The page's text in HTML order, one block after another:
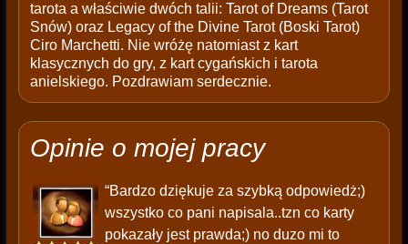
tarota a właściwie dwóch talii: Tarot of Dreams (Tarot
Snów) oraz Legacy of the Divine Tarot (Boski Tarot)
Ciro Marchetti. Nie wróżę natomiast z kart
klasycznych do gry, z kart cygańskich i tarota
anielskiego. Pozdrawiam serdecznie.
Opinie o mojej pracy
“Bardzo dziękuje za szybką odpowiedż;)
wszystko co pani napisala..tzn co karty
pokazały jest prawda;) no duzo mi to